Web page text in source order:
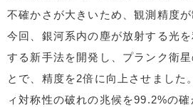
不確かさが大きいため、観測精度が
今回、銀河系内の塵が放射する光
する新手法を開発し、プランク衛
とで、精度を2倍に向上させました
ィ対称性の破れの兆候を99.2%の